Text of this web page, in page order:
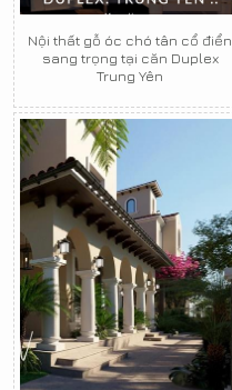
Nội thất gỗ óc chó tân cổ điển
sang trọng tại căn Duplex
Trung Yên